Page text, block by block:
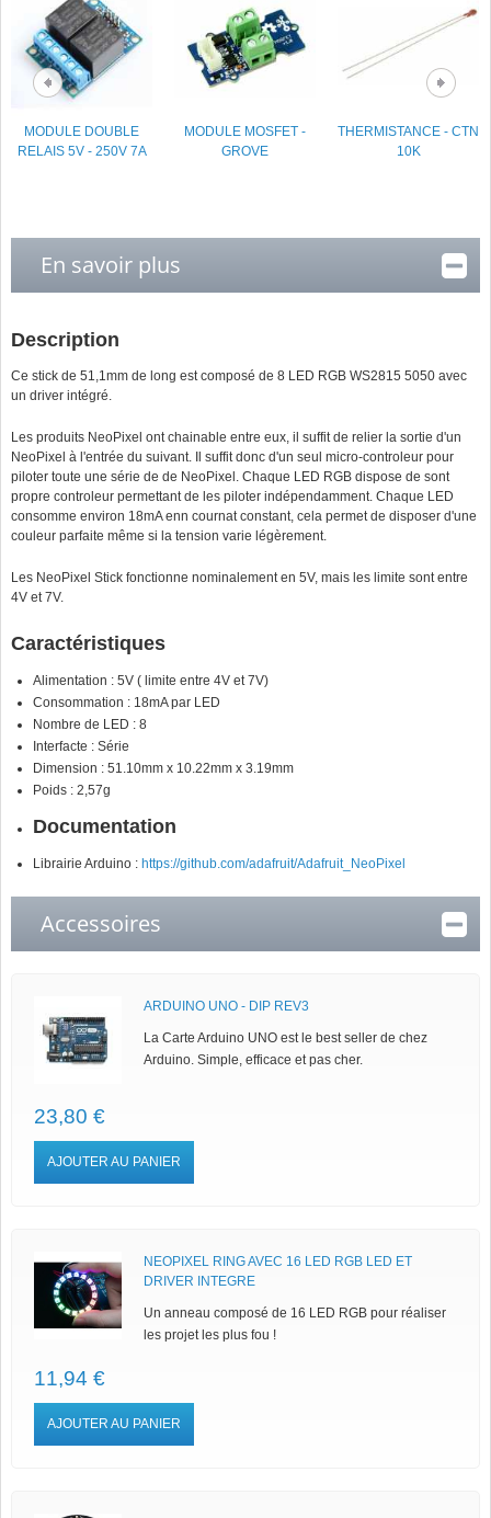
MODULE DOUBLE
RELAIS 5V - 250V 7A
MODULE MOSFET -
GROVE
THERMISTANCE - CTN
10K
En savoir plus
Description
Ce stick de 51,1mm de long est composé de 8 LED RGB WS2815 5050 avec
un driver intégré.
Les produits NeoPixel ont chainable entre eux, il suffit de relier la sortie d'un
NeoPixel à l'entrée du suivant. Il suffit donc d'un seul micro-controleur pour
piloter toute une série de de NeoPixel. Chaque LED RGB dispose de sont
propre controleur permettant de les piloter indépendamment. Chaque LED
consomme environ 18mA enn cournat constant, cela permet de disposer d'une
couleur parfaite même si la tension varie légèrement.
Les NeoPixel Stick fonctionne nominalement en 5V, mais les limite sont entre
4V et 7V.
Caractéristiques
Alimentation : 5V ( limite entre 4V et 7V)
Consommation : 18mA par LED
Nombre de LED : 8
Interfacte : Série
Dimension : 51.10mm x 10.22mm x 3.19mm
Poids : 2,57g
Documentation
Librairie Arduino : https://github.com/adafruit/Adafruit_NeoPixel
Accessoires
ARDUINO UNO - DIP REV3
La Carte Arduino UNO est le best seller de chez
Arduino. Simple, efficace et pas cher.
23,80 €
AJOUTER AU PANIER
NEOPIXEL RING AVEC 16 LED RGB LED ET
DRIVER INTEGRE
Un anneau composé de 16 LED RGB pour réaliser
les projet les plus fou !
11,94 €
AJOUTER AU PANIER